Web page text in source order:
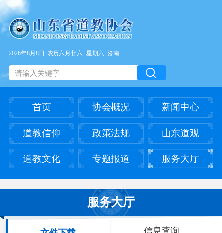
2026年8月8日 农历六月廿六 星期六 济南
首页 协会概况 新闻中心
道教信仰 政策法规 山东道观
道教文化 专题报道 服务大厅
服务大厅
信息查询